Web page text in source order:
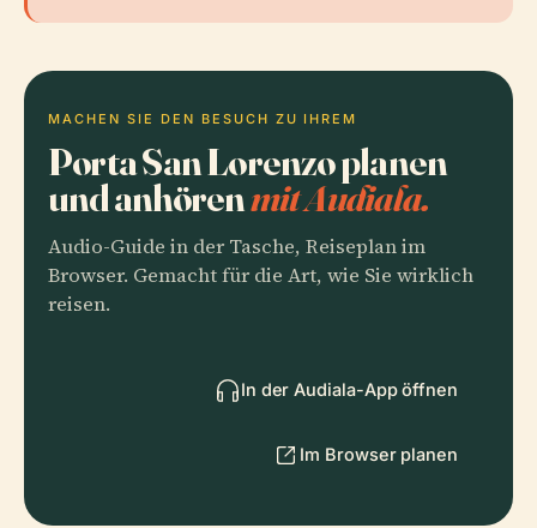
MACHEN SIE DEN BESUCH ZU IHREM
Porta San Lorenzo planen
und anhörenmit Audiala.
Audio-Guide in der Tasche, Reiseplan im
Browser. Gemacht für die Art, wie Sie wirklich
reisen.
In der Audiala-App öffnen
Im Browser planen